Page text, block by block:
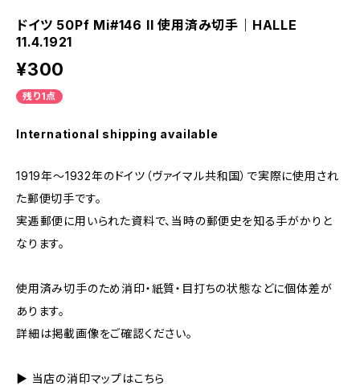
ドイツ 50Pf Mi#146 II 使用済み切手｜HALLE
11.4.1921
¥300
残り1点
International shipping available
1919年～1932年のドイツ（ヴァイマル共和国）で実際に使用され
た郵便切手です。
実逓郵便に用いられた資料で、当時の郵便史を知る手がかりと
なります。
使用済み切手のため消印・紙質・目打ちの状態などに個体差が
あります。
詳細は掲載画像をご確認ください。
▶ 当店の消印マップはこちら